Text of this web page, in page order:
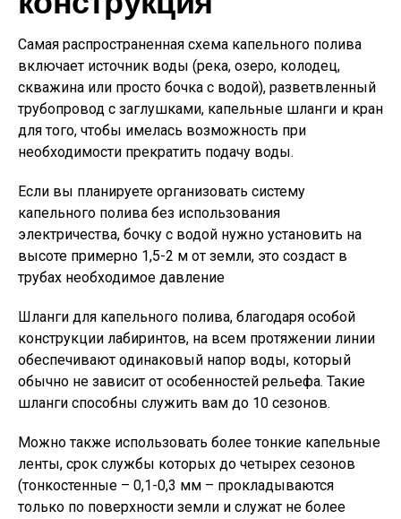
Самая распространенная схема капельного полива
включает источник воды (река, озеро, колодец,
скважина или просто бочка с водой), разветвленный
трубопровод с заглушками, капельные шланги и кран
для того, чтобы имелась возможность при
необходимости прекратить подачу воды.
Если вы планируете организовать систему
капельного полива без использования
электричества, бочку с водой нужно установить на
высоте примерно 1,5-2 м от земли, это создаст в
трубах необходимое давление
Шланги для капельного полива, благодаря особой
конструкции лабиринтов, на всем протяжении линии
обеспечивают одинаковый напор воды, который
обычно не зависит от особенностей рельефа. Такие
шланги способны служить вам до 10 сезонов.
Можно также использовать более тонкие капельные
ленты, срок службы которых до четырех сезонов
(тонкостенные – 0,1-0,3 мм – прокладываются
только по поверхности земли и служат не более